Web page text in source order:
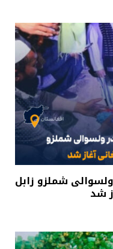
شملزو زابل